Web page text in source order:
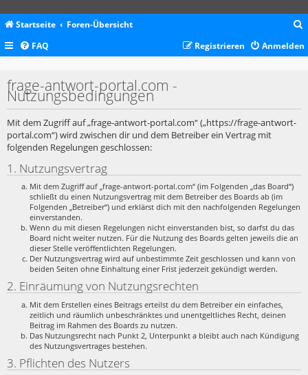
Startseite Foren-Übersicht
c
FAQ Anmelden
Registrieren
frage-antwort-portal.com -
Nutzungsbedingungen
Mit dem Zugriff auf „frage-antwort-portal.com“ („https://frage-antwort-
portal.com“) wird zwischen dir und dem Betreiber ein Vertrag mit
folgenden Regelungen geschlossen:
1. Nutzungsvertrag
Mit dem Zugriff auf „frage-antwort-portal.com“ (im Folgenden „das Board“)
schließt du einen Nutzungsvertrag mit dem Betreiber des Boards ab (im
Folgenden „Betreiber“) und erklärst dich mit den nachfolgenden Regelungen
einverstanden.
Wenn du mit diesen Regelungen nicht einverstanden bist, so darfst du das
Board nicht weiter nutzen. Für die Nutzung des Boards gelten jeweils die an
dieser Stelle veröffentlichten Regelungen.
Der Nutzungsvertrag wird auf unbestimmte Zeit geschlossen und kann von
beiden Seiten ohne Einhaltung einer Frist jederzeit gekündigt werden.
2. Einräumung von Nutzungsrechten
Mit dem Erstellen eines Beitrags erteilst du dem Betreiber ein einfaches,
zeitlich und räumlich unbeschränktes und unentgeltliches Recht, deinen
Beitrag im Rahmen des Boards zu nutzen.
Das Nutzungsrecht nach Punkt 2, Unterpunkt a bleibt auch nach Kündigung
des Nutzungsvertrages bestehen.
3. Pflichten des Nutzers